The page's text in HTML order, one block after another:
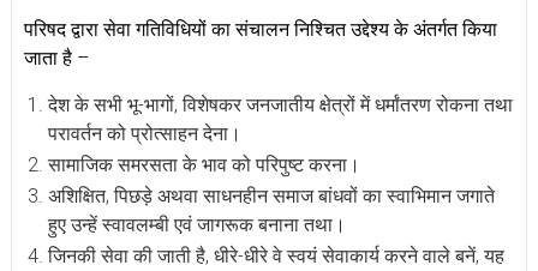
परिषद द्वारा सेवा गतिविधियों का संचालन निश्चित उद्देश्य के अंतर्गत किया
जाता है –
देश के सभी भू-भागों, विशेषकर जनजातीय क्षेत्रों में धर्मांतरण रोकना तथा
परावर्तन को प्रोत्साहन देना।
सामाजिक समरसता के भाव को परिपुष्ट करना।
अशिक्षित, पिछड़े अथवा साधनहीन समाज बांधवों का स्वाभिमान जगाते
हुए उन्हें स्वावलम्बी एवं जागरूक बनाना तथा।
जिनकी सेवा की जाती है, धीरे-धीरे वे स्वयं सेवाकार्य करने वाले बनें, यह